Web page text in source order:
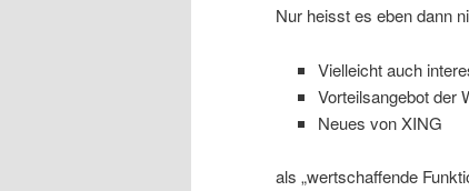
Nur heisst es eben dann
Vielleicht auch
Vorteilsangebot der
Neues von XING
als „wertschaffende